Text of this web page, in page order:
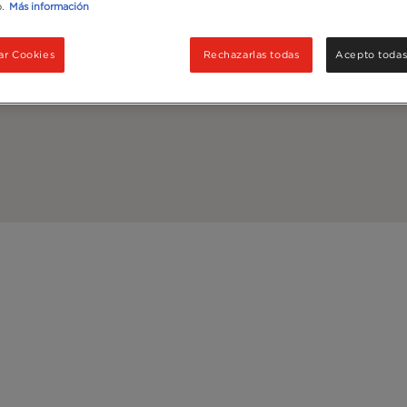
Más información
Cookies Rechazarlas todas Acepto